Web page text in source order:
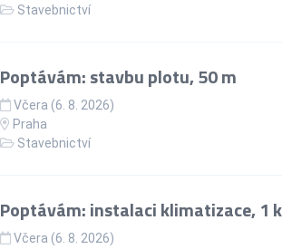
Stavebnictví
Poptávám: stavbu plotu, 50 m
Včera (6. 8. 2026)
Praha
Stavebnictví
Poptávám: instalaci klimatizace, 1
Včera (6. 8. 2026)